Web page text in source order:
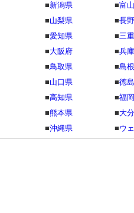
■新潟県 ■富
■山梨県 ■長
■愛知県 ■三
■大阪府 ■兵
■鳥取県 ■島
■山口県 ■徳
■高知県 ■福
■熊本県 ■大
■沖縄県 ■ウ